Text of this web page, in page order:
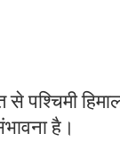
से पश्चिमी
है।